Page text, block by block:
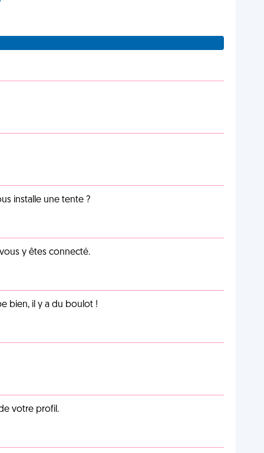
installe une tente ?
y êtes connecté.
bien, il y a du boulot !
votre profil.